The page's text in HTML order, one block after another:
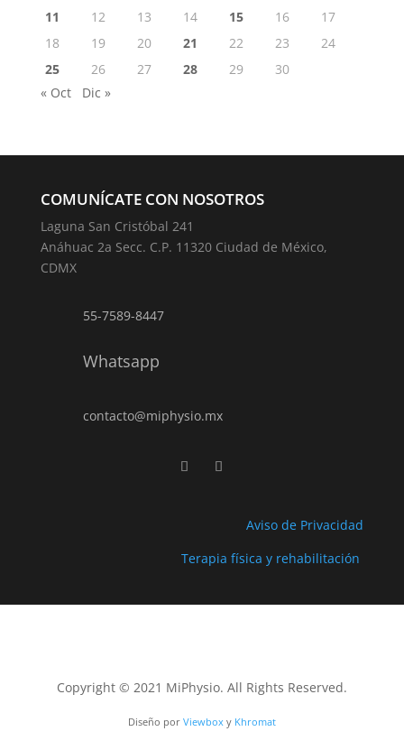
11
12 13 14 15 16
17
18
19 20 21 22 23
24
25
26 27 28 29
30
« Oct
Dic »
COMUNÍCATE CON NOSOTROS
Laguna San Cristóbal 241
Anáhuac 2a Secc. C.P. 11320 Ciudad de México,
CDMX
55-7589-8447
Whatsapp
contacto@miphysio.mx
Aviso de Privacidad
Terapia física y rehabilitación
Copyright © 2021 MiPhysio. All Rights Reserved.
Diseño por Viewbox y Khromat